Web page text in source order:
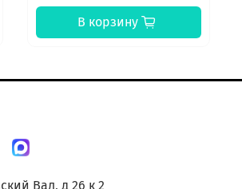
В корзину
Вал, д 26 к 2